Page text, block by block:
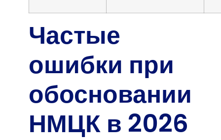
Частые
ошибки при
обосновании
НМЦК в 2026